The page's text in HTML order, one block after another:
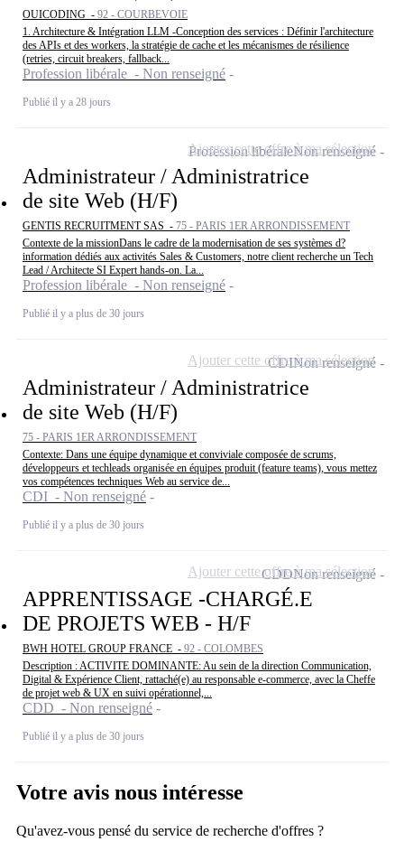
OUICODING - 92 - COURBEVOIE
1. Architecture & Intégration LLM -Conception des services : Définir l'architecture
des APIs et des workers, la stratégie de cache et les mécanismes de résilience
(retries, circuit breakers, fallback...
Profession libérale - Non renseigné
Publié il y a 28 jours
Administrateur / Administratrice
de site Web (H/F)
GENTIS RECRUITMENT SAS - 75 - PARIS 1ER ARRONDISSEMENT
Contexte de la missionDans le cadre de la modernisation de ses systèmes d?
information dédiés aux activités Sales & Customers, notre client recherche un Tech
Lead / Architecte SI Expert hands-on. La...
Profession libérale - Non renseigné
Publié il y a plus de 30 jours
Profession libéraleNon renseigné
Ajouter cette offre à ma sélection
Administrateur / Administratrice
de site Web (H/F)
75 - PARIS 1ER ARRONDISSEMENT
Contexte: Dans une équipe dynamique et conviviale composée de scrums,
développeurs et techleads organisée en équipes produit (feature teams), vous mettez
vos compétences techniques Web au service de...
CDI - Non renseigné
Publié il y a plus de 30 jours
CDINon renseigné
Ajouter cette offre à ma sélection
APPRENTISSAGE -CHARGÉ.E
DE PROJETS WEB - H/F
BWH HOTEL GROUP FRANCE - 92 - COLOMBES
Description : ACTIVITE DOMINANTE: Au sein de la direction Communication,
Digital & Expérience Client, rattaché(e) au responsable e-commerce, avec la Cheffe
de projet web & UX en suivi opérationnel,...
CDD - Non renseigné
Publié il y a plus de 30 jours
CDDNon renseigné
Ajouter cette offre à ma sélection
Votre avis nous intéresse
Qu'avez-vous pensé du service de recherche d'offres ?